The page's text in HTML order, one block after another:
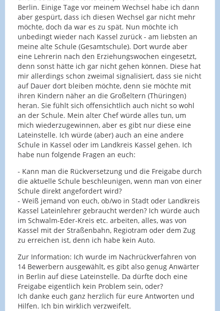
Berlin. Einige Tage vor meinem Wechsel habe ich dann
aber gespürt, dass ich diesen Wechsel gar nicht mehr
möchte, doch da war es zu spät. Nun möchte ich
unbedingt wieder nach Kassel zurück - am liebsten an
meine alte Schule (Gesamtschule). Dort wurde aber
eine Lehrerin nach den Erziehungswochen eingesetzt,
denn sonst hätte ich gar nicht gehen können. Diese hat
mir allerdings schon zweimal signalisiert, dass sie nicht
auf Dauer dort bleiben möchte, denn sie möchte mit
ihren Kindern näher an die Großeltern (Thüringen)
heran. Sie fühlt sich offensichtlich auch nicht so wohl
an der Schule. Mein alter Chef würde alles tun, um
mich wiederzugewinnen, aber es gibt nur diese eine
Lateinstelle. Ich würde (aber) auch an eine andere
Schule in Kassel oder im Landkreis Kassel gehen. Ich
habe nun folgende Fragen an euch:
- Kann man die Rückversetzung und die Freigabe durch
die aktuelle Schule beschleunigen, wenn man von einer
Schule direkt angefordert wird?
- Weiß jemand von euch, ob/wo in Stadt oder Landkreis
Kassel Lateinlehrer gebraucht werden? Ich würde auch
im Schwalm-Eder-Kreis etc. arbeiten, alles, was von
Kassel mit der Straßenbahn, Regiotram oder dem Zug
zu erreichen ist, denn ich habe kein Auto.
Zur Information: Ich wurde im Nachrückverfahren von
14 Bewerbern ausgewählt, es gibt also genug Anwärter
in Berlin auf diese Lateinstelle. Da dürfte doch eine
Freigabe eigentlich kein Problem sein, oder?
Ich danke euch ganz herzlich für eure Antworten und
Hilfen. Ich bin wirklich verzweifelt.